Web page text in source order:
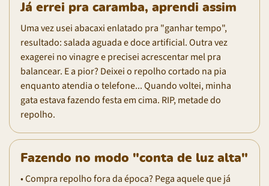
Já errei pra caramba, aprendi assim
Uma vez usei abacaxi enlatado pra "ganhar tempo",
resultado: salada aguada e doce artificial. Outra vez
exagerei no vinagre e precisei acrescentar mel pra
balancear. E a pior? Deixei o repolho cortado na pia
enquanto atendia o telefone... Quando voltei, minha
gata estava fazendo festa em cima. RIP, metade do
repolho.
Fazendo no modo "conta de luz alta"
• Compra repolho fora da época? Pega aquele que já